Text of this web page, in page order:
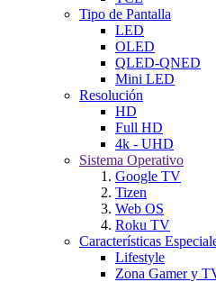
Tipo de Pantalla
LED
OLED
QLED-QNED
Mini LED
Resolución
HD
Full HD
4k - UHD
Sistema Operativo
Google TV
Tizen
Web OS
Roku TV
Características
Lifestyle
Zona Gamer y